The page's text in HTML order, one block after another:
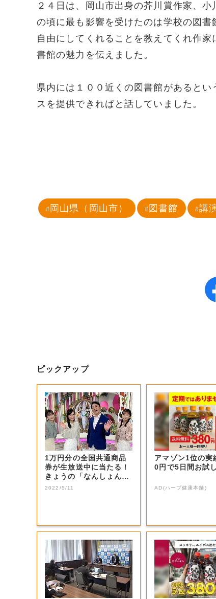
２４日は、岡山市出身の芥川賞作家、
の頃に最も影響を受けたのは学校の図
自由にしてくれることを教えてくれ作
書館の魅力を伝えました。
県内には１００近くの図書館があると
スを提供できればと話していました。
岡山県（岡山市） 図書館 講
ピックアップ
1万円分の全国共通商品
券が生放送中に当たる！
きょうの「なんしょん？
生電話クイズ」...
2022/5/11
アマゾン1位の実
0円で5日間お試し
AD(ハーブ健康本舗)